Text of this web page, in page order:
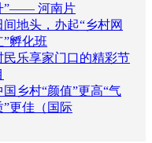
”—— 河南片
间地头，办起“乡村网
”孵化班
民乐享家门口的精彩节
国乡村“颜值”更高“气
”更佳（国际